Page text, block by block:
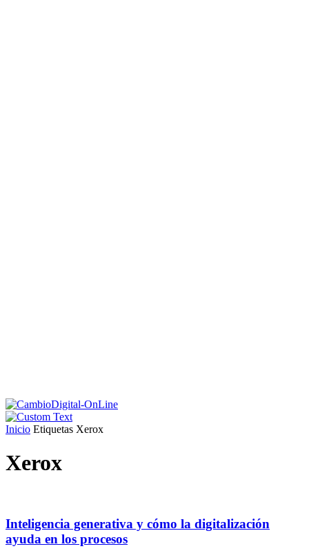
Inicio Etiquetas Xerox
Xerox
Inteligencia generativa y cómo la digitalización
ayuda en los procesos